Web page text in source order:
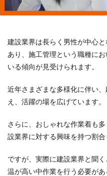
建設業界は長らく男性が中心
あり、施工管理という職種に
いる傾向が見受けられます。
近年さまざまな多様化に伴い
え、活躍の場を広げています。
さらに、おしゃれな作業着も
設業界に対する興味を持つ割合
ですが、実際に建設業界と聞
温が高い中作業を行う必要が